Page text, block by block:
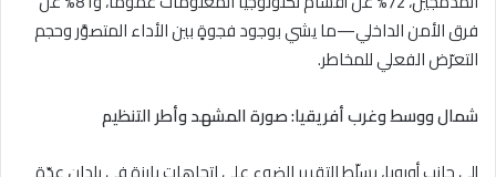
فرق الأمن الداخلي—ما يشي بوجود فجوةٍ بين الأداء المتصوَّر وحجم
التعرّض الفعلي للمخاطر.
شمال ووسط وغرب أفريقيا: صورة المشهد وأطر التنظيم